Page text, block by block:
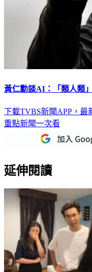
黃仁勳談AI：「類人類
下載TVBS新聞APP，最
重點新聞一次看
延伸閱讀